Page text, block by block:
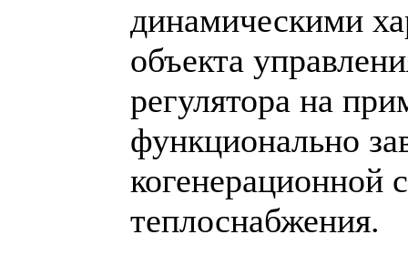
динамическими
объекта
регулятора на
функционально
когенерационной
теплоснабжения.